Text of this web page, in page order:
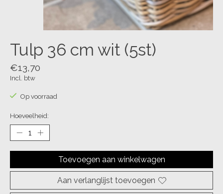
Tulp 36 cm wit (5st)
€13,70
Incl. btw
Op voorraad
Hoeveelheid:
Toevoegen aan winkelwagen
Aan verlanglijst toevoegen